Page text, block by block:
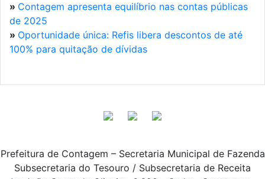
» Contagem apresenta equilíbrio nas contas públicas
de 2025
» Oportunidade única: Refis libera descontos de até
100% para quitação de dívidas
Prefeitura de Contagem – Secretaria Municipal de Fazenda
Subsecretaria do Tesouro / Subsecretaria de Receita